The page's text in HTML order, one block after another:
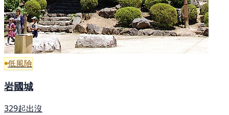
低風險
岩國城
329起出沒